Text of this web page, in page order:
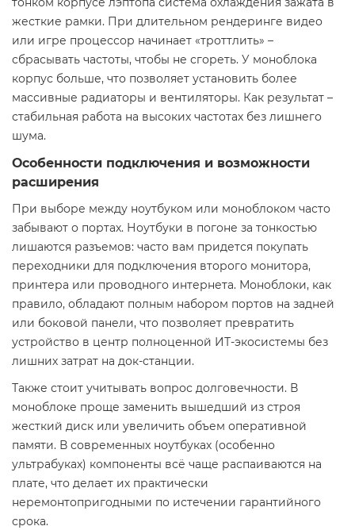
жесткие рамки. При длительном рендеринге видео
или игре процессор начинает «троттлить» –
сбрасывать частоты, чтобы не сгореть. У моноблока
корпус больше, что позволяет установить более
массивные радиаторы и вентиляторы. Как результат –
стабильная работа на высоких частотах без лишнего
шума.
Особенности подключения и возможности
расширения
При выборе между ноутбуком или моноблоком часто
забывают о портах. Ноутбуки в погоне за тонкостью
лишаются разъемов: часто вам придется покупать
переходники для подключения второго монитора,
принтера или проводного интернета. Моноблоки, как
правило, обладают полным набором портов на задней
или боковой панели, что позволяет превратить
устройство в центр полноценной ИТ-экосистемы без
лишних затрат на док-станции.
Также стоит учитывать вопрос долговечности. В
моноблоке проще заменить вышедший из строя
жесткий диск или увеличить объем оперативной
памяти. В современных ноутбуках (особенно
ультрабуках) компоненты всё чаще распаиваются на
плате, что делает их практически
неремонтопригодными по истечении гарантийного
срока.